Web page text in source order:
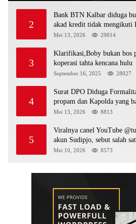
2
Bank BTN Kalbar diduga
akad kredit tidak mengikuti
awam di bentur dengan
Mei 13, 2026 29014
3
Klarifikasi,Boby bukan bos
koperasi tahta kencana hulu
September 16, 2025 28027
4
Surat DPO Diduga
propam dan Kapolda yang
surat serta Aph diduga
Mei 13, 2026 8813
5
Viralnya canel YouTube
akun Sudipjo, sebut salah
mempawah terlibat sebagai
Mei 10, 2026 8573